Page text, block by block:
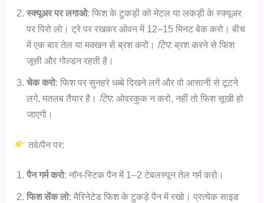
स्क्यूअर पर लगाओ: फिश के टुकड़ों को मेटल या लकड़ी के स्क्यूअर
पर पिरो लो। ट्रे पर रखकर ओवन में 12–15 मिनट बेक करो। बीच
में एक बार तेल या मक्खन से ब्रश करो। टिप: ब्रश करने से फिश
जूसी और गोल्डन रहती है।
चेक करो: फिश पर सुनहरे धब्बे दिखने लगें और वो आसानी से टूटने
लगे, मतलब तैयार है। टिप: ओवरकुक न करो, नहीं तो फिश सूखी हो
जाएगी।
तवे/पैन पर:
पैन गर्म करो: नॉन-स्टिक पैन में 1–2 टेबलस्पून तेल गर्म करो।
फिश सेंक लो: मैरिनेटेड फिश के टुकड़े पैन में रखो। प्रत्येक साइड